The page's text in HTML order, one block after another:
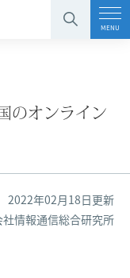
MENU
のオンライン
2022年02月18日更新
情報通信総合研究所